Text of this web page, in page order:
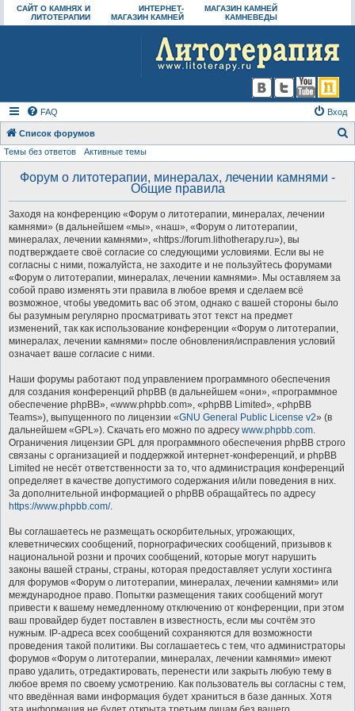
САЙТ О КАМНЯХ И
ЛИТОТЕРАПИИ
ИНТЕРНЕТ-
МАГАЗИН КАМНЕЙ
МАГАЗИН КАМНЕЙ
КАМНЕВЕДЫ
FAQ Вход
Список форумов
Темы без ответов Активные темы
Форум о литотерапии, минералах, лечении камнями -
Общие правила
Заходя на конференцию «Форум о литотерапии, минералах, лечении
камнями» (в дальнейшем «мы», «наш», «Форум о литотерапии,
минералах, лечении камнями», «https://forum.lithotherapy.ru»), вы
подтверждаете своё согласие со следующими условиями. Если вы не
согласны с ними, пожалуйста, не заходите и не пользуйтесь форумами
«Форум о литотерапии, минералах, лечении камнями». Мы оставляем за
собой право изменять эти правила в любое время и сделаем всё
возможное, чтобы уведомить вас об этом, однако с вашей стороны было
бы разумным регулярно просматривать этот текст на предмет
изменений, так как использование конференции «Форум о литотерапии,
минералах, лечении камнями» после обновления/исправления условий
означает ваше согласие с ними.
Наши форумы работают под управлением программного обеспечения
для создания конференций phpBB (в дальнейшем «они», «программное
обеспечение phpBB», «www.phpbb.com», «phpBB Limited», «phpBB
Teams»), выпущенного по лицензии «GNU General Public License v2» (в
дальнейшем «GPL»). Скачать его можно по адресу www.phpbb.com.
Ограничения лицензии GPL для программного обеспечения phpBB строго
связаны с организацией и поддержкой интернет-конференций, и phpBB
Limited не несёт ответственности за то, что администрация конференций
определяет в качестве допустимого содержания и/или поведения в них.
За дополнительной информацией о phpBB обращайтесь по адресу
https://www.phpbb.com/.
Вы соглашаетесь не размещать оскорбительных, угрожающих,
клеветнических сообщений, порнографических сообщений, призывов к
национальной розни и прочих сообщений, которые могут нарушить
законы вашей страны, страны, которая предоставляет услуги хостинга
для форумов «Форум о литотерапии, минералах, лечении камнями» или
международное право. Попытки размещения таких сообщений могут
привести к вашему немедленному отключению от конференции, при этом
ваш провайдер будет поставлен в известность, если мы сочтём это
нужным. IP-адреса всех сообщений сохраняются для возможности
проведения такой политики. Вы соглашаетесь с тем, что администраторы
форумов «Форум о литотерапии, минералах, лечении камнями» имеют
право удалить, отредактировать, перенести или закрыть любую тему в
любое время по своему усмотрению. Как пользователь вы согласны с тем,
что введённая вами информация будет храниться в базе данных. Хотя